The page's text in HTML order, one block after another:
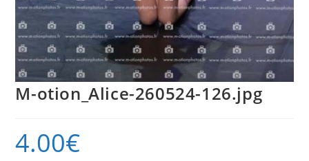
M-otion_Alice-260524-126.jpg
4.00€